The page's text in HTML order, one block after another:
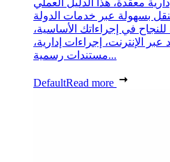
معقدة، هذا الدليل العملي
بسهولة عبر خدمات الدولة
في إجراءاتك الأساسية،
الإنترنت، إجراءات إدارية،
مستندات رسمية...
DefaultRead more